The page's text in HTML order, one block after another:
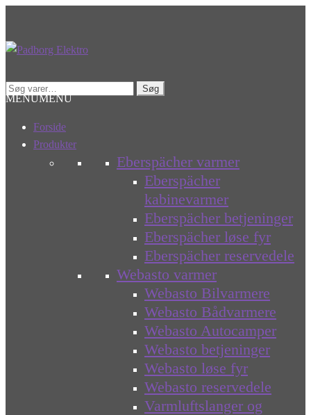
Spring
Spring
Søg
efter:
Søg
MENUMENU
Forside
Produkter
Eberspächer varmer
Eberspächer
kabinevarmer
Eberspächer betjeninger
Eberspächer løse fyr
Eberspächer reservedele
Webasto varmer
Webasto Bilvarmere
Webasto Bådvarmere
Webasto Autocamper
Webasto betjeninger
Webasto løse fyr
Webasto reservedele
Varmluftslanger og